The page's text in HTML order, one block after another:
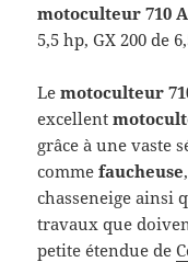
motoculteur 710
5,5 hp, GX 200 de
Lemotoculteur
excellent
grâce à une vaste
commefaucheuse
chasseneige ainsi
travaux que
petite étendue de